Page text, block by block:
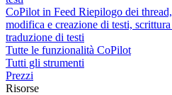
CoPilot in Feed Riepilogo dei
modifica e creazione di testi,
traduzione di testi
Tutte le funzionalità CoPilot
Tutti gli strumenti
Prezzi
Risorse